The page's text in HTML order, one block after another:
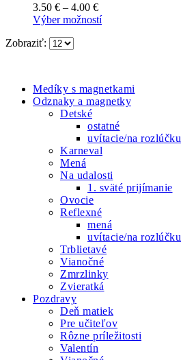
3.50 € – 4.00 €Cena
range:
Výber možnostíTento
si
môžete
na
stránke
produktu.
Zobraziť:
Medíky s magnetkami
Odznaky a magnetky
Detské
ostatné
uvítacie/na rozlúčku
Karneval
Mená
Na udalosti
1. sväté prijímanie
Ovocie
Reflexné
mená
uvítacie/na rozlúčku
Trblietavé
Vianočné
Zmrzlinky
Zvieratká
Pozdravy
Deň matiek
Pre učiteľov
Rôzne príležitosti
Valentín